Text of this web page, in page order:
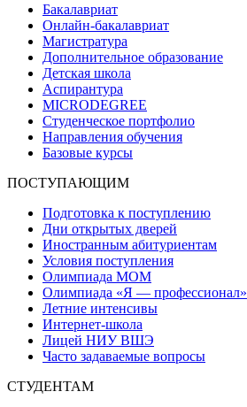
Бакалавриат
Онлайн-бакалавриат
Магистратура
Дополнительное образование
Детская школа
Аспирантура
MICRODEGREE
Студенческое портфолио
Направления обучения
Базовые курсы
ПОСТУПАЮЩИМ
Подготовка к поступлению
Дни открытых дверей
Иностранным абитуриентам
Условия поступления
Олимпиада МОМ
Олимпиада «Я — профессионал»
Летние интенсивы
Интернет-школа
Лицей НИУ ВШЭ
Часто задаваемые вопросы
СТУДЕНТАМ